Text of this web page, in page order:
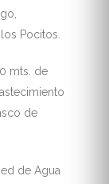
Pocitos.
mts. de
de
de Agua